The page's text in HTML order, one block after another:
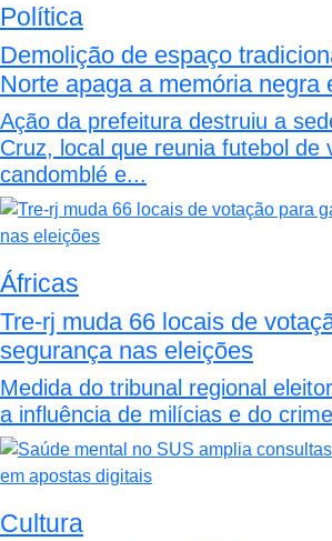
Política
Demolição de espaço
Norte apaga a memória negra
Ação da prefeitura destruiu a
Cruz, local que reunia futebol de
candomblé e...
Áfricas
Tre-rj muda 66 locais de
segurança nas eleições
Medida do tribunal regional
a influência de milícias e do
Cultura